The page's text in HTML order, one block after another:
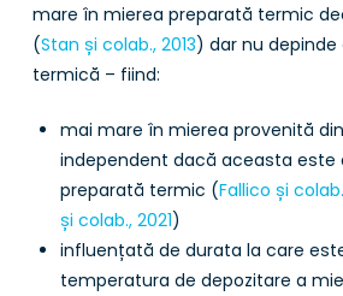
mare în mierea preparată termic
(Stan și colab., 2013) dar nu depinde
termică – fiind:
mai mare în mierea provenită
independent dacă aceasta este
preparată termic (Fallico și
și colab., 2021)
influențată de durata la care
temperatura de depozitare a